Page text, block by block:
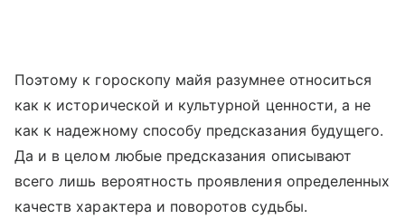
Поэтому к гороскопу майя разумнее относиться
как к исторической и культурной ценности, а не
как к надежному способу предсказания будущего.
Да и в целом любые предсказания описывают
всего лишь вероятность проявления определенных
качеств характера и поворотов судьбы.